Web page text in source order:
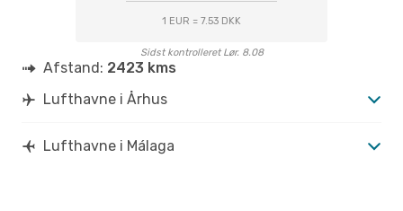
1 EUR = 7.53 DKK
Sidst kontrolleret Lør. 8.08
Afstand: 2423 kms
Lufthavne i Århus
Lufthavne i Málaga